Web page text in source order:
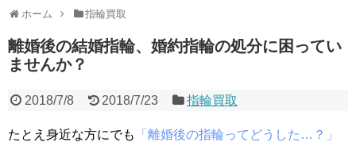
ホーム 指輪買取
離婚後の結婚指輪、婚約指輪の処分に困ってい
ませんか？
2018/7/8 2018/7/23 指輪買取
たとえ身近な方にでも
「離婚後の指輪ってどうした…？」